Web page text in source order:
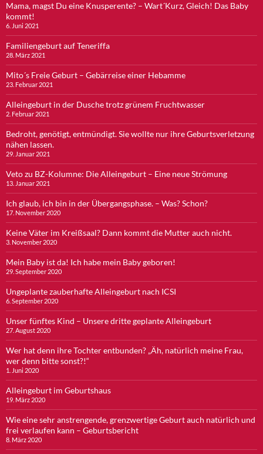
Mama, magst Du eine Knusperente? – Wart´Kurz, Gleich! Das Baby
kommt!
6. Juni 2021
Familiengeburt auf Teneriffa
28. März 2021
Mito´s Freie Geburt – Gebärreise einer Hebamme
23. Februar 2021
Alleingeburt in der Dusche trotz grünem Fruchtwasser
2. Februar 2021
Bedroht, genötigt, entmündigt. Sie wollte nur ihre Geburtsverletzung
nähen lassen.
29. Januar 2021
Veto zu BZ-Kolumne: Die Alleingeburt – Eine neue Strömung
13. Januar 2021
Ich glaub, ich bin in der Übergangsphase. – Was? Schon?
17. November 2020
Keine Väter im Kreißsaal? Dann kommt die Mutter auch nicht.
3. November 2020
Mein Baby ist da! Ich habe mein Baby geboren!
29. September 2020
Ungeplante zauberhafte Alleingeburt nach ICSI
6. September 2020
Unser fünftes Kind – Unsere dritte geplante Alleingeburt
27. August 2020
Wer hat denn ihre Tochter entbunden? „Äh, natürlich meine Frau,
wer denn bitte sonst?!“
1. Juni 2020
Alleingeburt im Geburtshaus
19. März 2020
Wie eine sehr anstrengende, grenzwertige Geburt auch natürlich und
frei verlaufen kann – Geburtsbericht
8. März 2020